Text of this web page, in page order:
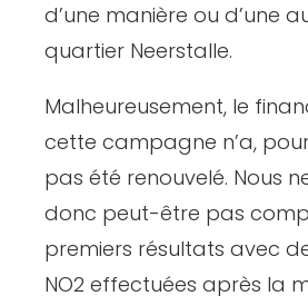
d’une manière ou d’une
quartier Neerstalle.
Malheureusement, le
cette campagne n’a,
pas été renouvelé. Nous
donc peut-être pas
premiers résultats avec
NO2 effectuées après la